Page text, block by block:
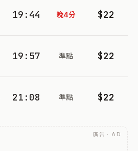
19:44 晚4分 $22
19:57 準點 $22
21:08 準點 $22
廣告 · AD